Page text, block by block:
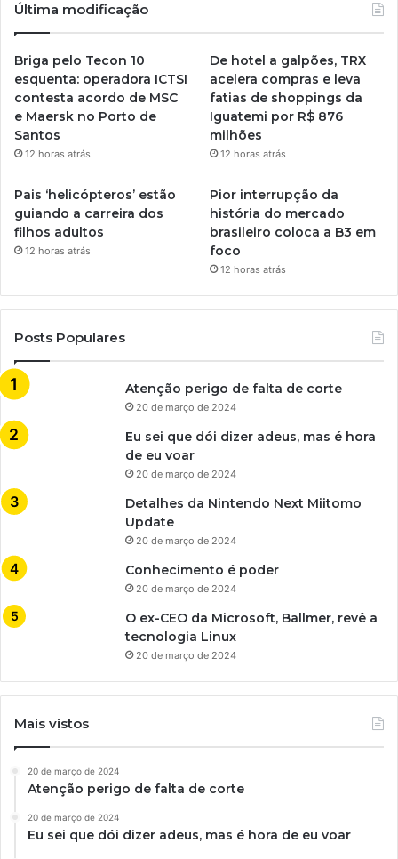
Última modificação
Briga pelo Tecon 10
esquenta: operadora ICTSI
contesta acordo de MSC
e Maersk no Porto de
Santos
12 horas atrás
De hotel a galpões, TRX
acelera compras e leva
fatias de shoppings da
Iguatemi por R$ 876
milhões
12 horas atrás
Pais ‘helicópteros’ estão
guiando a carreira dos
filhos adultos
12 horas atrás
Pior interrupção da
história do mercado
brasileiro coloca a B3 em
foco
12 horas atrás
Posts Populares
Atenção perigo de falta de corte
20 de março de 2024
Eu sei que dói dizer adeus, mas é hora
de eu voar
20 de março de 2024
Detalhes da Nintendo Next Miitomo
Update
20 de março de 2024
Conhecimento é poder
20 de março de 2024
O ex-CEO da Microsoft, Ballmer, revê a
tecnologia Linux
20 de março de 2024
Mais vistos
20 de março de 2024
Atenção perigo de falta de corte
20 de março de 2024
Eu sei que dói dizer adeus, mas é hora de eu voar